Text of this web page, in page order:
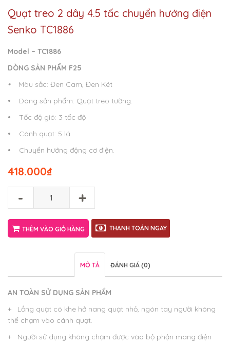
Quạt treo 2 dây 4.5 tấc chuyển hướng điện
Senko TC1886
Model – TC1886
DÒNG SẢN PHẨM F25
•
Màu sắc: Đen Cam, Đen Két
• Dòng sản phẩm: Quạt treo tường.
• Tốc độ gió: 3 tốc độ
• Cánh quạt: 5 lá
• Chuyển hướng động cơ điện.
₫
418.000
- +
THÊM VÀO GIỎ HÀNG THANH TOÁN NGAY
MÔ TẢ ĐÁNH GIÁ (0)
AN TOÀN SỬ DỤNG SẢN PHẨM
+ Lồng quạt có khe hở nang quạt nhỏ, ngón tay người không
thể chạm vào cánh quạt.
+ Người sử dụng không chạm được vào bộ phận mang điện